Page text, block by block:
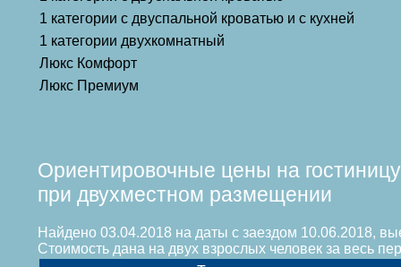
1 категории с двуспальной кроватью и с кухней
1 категории двухкомнатный
Люкс Комфорт
Люкс Премиум
Ориентировочные цены на гостиницу
при двухместном размещении
Найдено 03.04.2018 на даты с заездом 10.06.2018,
Стоимость дана на двух взрослых человек за весь